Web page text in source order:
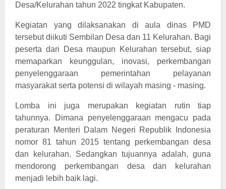
Desa/Kelurahan tahun 2022 tingkat Kabupaten.
Kegiatan yang dilaksanakan di aula dinas PMD
tersebut diikuti Sembilan Desa dan 11 Kelurahan. Bagi
peserta dari Desa maupun Kelurahan tersebut, siap
memaparkan keunggulan, inovasi, perkembangan
penyelenggaraan pemerintahan pelayanan
masyarakat serta potensi di wilayah masing - masing.
Lomba ini juga merupakan kegiatan rutin tiap
tahunnya. Dimana penyelenggaraan mengacu pada
peraturan Menteri Dalam Negeri Republik Indonesia
nomor 81 tahun 2015 tentang perkembangan desa
dan kelurahan. Sedangkan tujuannya adalah, guna
mendorong perkembangan desa dan kelurahan
menjadi lebih baik lagi.